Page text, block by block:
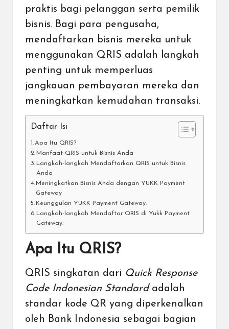
praktis bagi pelanggan serta pemilik
bisnis. Bagi para pengusaha,
mendaftarkan bisnis mereka untuk
menggunakan QRIS adalah langkah
penting untuk memperluas
jangkauan pembayaran mereka dan
meningkatkan kemudahan transaksi.
Daftar Isi
Apa Itu QRIS?
Manfaat QRIS untuk Bisnis Anda
Langkah-langkah Mendaftarkan QRIS untuk Bisnis
Anda
Meningkatkan Bisnis Anda dengan YUKK Payment
Gateway
Keunggulan YUKK Payment Gateway:
Langkah-langkah Mendaftar QRIS di Yukk Payment
Gateway:
Apa Itu QRIS?
QRIS singkatan dari Quick Response
Code Indonesian Standard adalah
standar kode QR yang diperkenalkan
oleh Bank Indonesia sebagai bagian